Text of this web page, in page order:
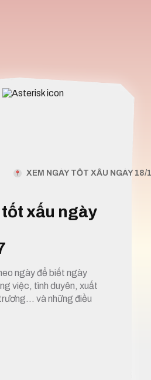
XEM NGÀY TỐT XẤU NGÀY 18/
xấu ngày
ngày để biết ngày
việc, tình duyên, xuất
và những điều